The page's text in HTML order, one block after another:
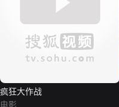
疯狂大作战
电影